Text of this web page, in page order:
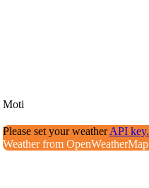
Moti
Please set your weatherAPI key.
Weather from OpenWeatherMap